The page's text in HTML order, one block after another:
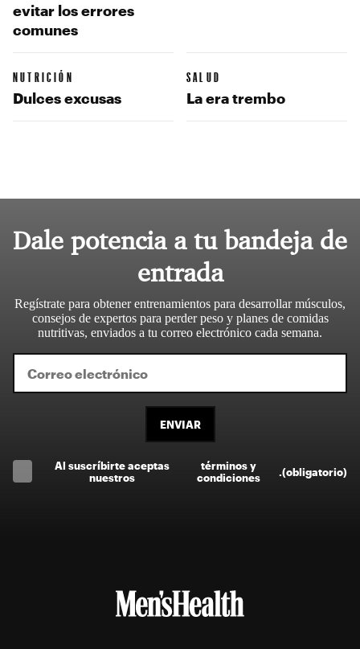
evitar los errores
comunes
NUTRICIÓN
Dulces excusas
SALUD
La era trembo
Dale potencia a tu bandeja de
entrada
Regístrate para obtener entrenamientos para desarrollar músculos,
consejos de expertos para perder peso y planes de comidas
nutritivas, enviados a tu correo electrónico cada semana.
ENVIAR
Al suscríbirte aceptas
nuestros
términos y
condiciones
(obligatorio)